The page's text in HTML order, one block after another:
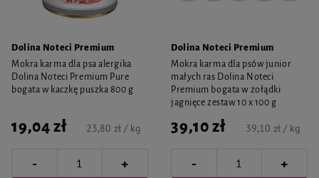
Dolina Noteci Premium
Mokra karma dla psa alergika
Dolina Noteci Premium Pure
bogata w kaczkę puszka 800 g
19,04 zł 23,80 zł / kg
- +
Dolina Noteci Premium
Mokra karma dla psów junior
małych ras Dolina Noteci
Premium bogata w żołądki
jagnięce zestaw 10 x 100 g
39,10 zł 39,10 zł / kg
- +